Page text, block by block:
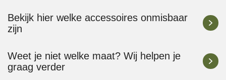
Bekijk hier welke accessoires onmisbaar
zijn
Weet je niet welke maat? Wij helpen je
graag verder